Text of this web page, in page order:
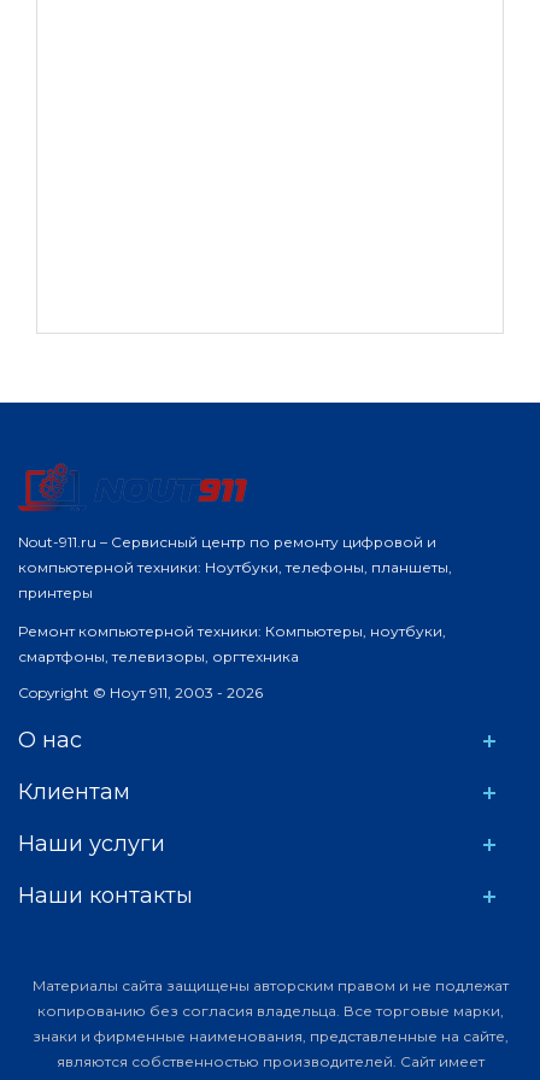
Nout-911.ru – Сервисный центр по ремонту цифровой и
компьютерной техники: Ноутбуки, телефоны, планшеты,
принтеры
Ремонт компьютерной техники: Компьютеры, ноутбуки,
смартфоны, телевизоры, оргтехника
Copyright © Ноут 911, 2003 - 2026
О нас
Клиентам
Наши услуги
Наши контакты
Материалы сайта защищены авторским правом и не подлежат
копированию без согласия владельца. Все торговые марки,
знаки и фирменные наименования, представленные на сайте,
являются собственностью производителей. Сайт имеет